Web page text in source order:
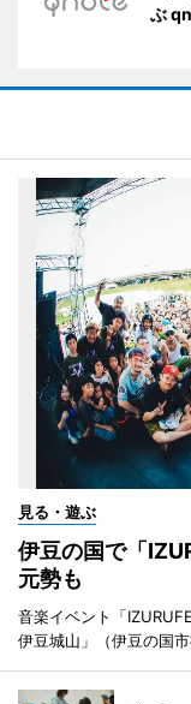
ぶ
見る・遊ぶ
伊豆の国で「
元勢も
音楽イベント「
伊豆城山」（伊豆の国市